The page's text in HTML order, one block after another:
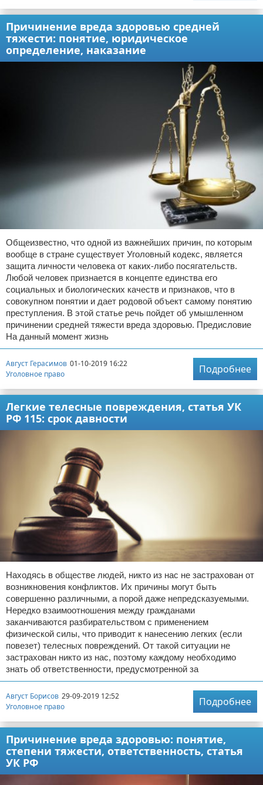
Причинение вреда здоровью средней
тяжести: понятие, юридическое
определение, наказание
Общеизвестно, что одной из важнейших причин, по которым
вообще в стране существует Уголовный кодекс, является
защита личности человека от каких-либо посягательств.
Любой человек признается в концепте единства его
социальных и биологических качеств и признаков, что в
совокупном понятии и дает родовой объект самому понятию
преступления. В этой статье речь пойдет об умышленном
причинении средней тяжести вреда здоровью. Предисловие
На данный момент жизнь
Август Герасимов 01-10-2019 16:22
Уголовное право
Подробнее
Легкие телесные повреждения, статья УК
РФ 115: срок давности
Находясь в обществе людей, никто из нас не застрахован от
возникновения конфликтов. Их причины могут быть
совершенно различными, а порой даже непредсказуемыми.
Нередко взаимоотношения между гражданами
заканчиваются разбирательством с применением
физической силы, что приводит к нанесению легких (если
повезет) телесных повреждений. От такой ситуации не
застрахован никто из нас, поэтому каждому необходимо
знать об ответственности, предусмотренной за
Август Борисов 29-09-2019 12:52
Уголовное право
Подробнее
Причинение вреда здоровью: понятие,
степени тяжести, ответственность, статья
УК РФ